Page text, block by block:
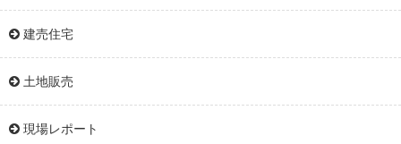
建売住宅
土地販売
現場レポート